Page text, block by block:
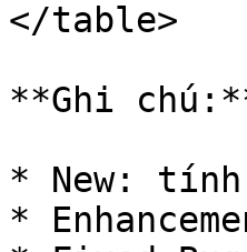
</table>
**Ghi
* New: tính
*